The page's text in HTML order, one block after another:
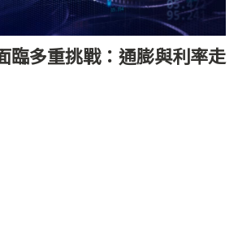
臨多重挑戰：通膨與利率走